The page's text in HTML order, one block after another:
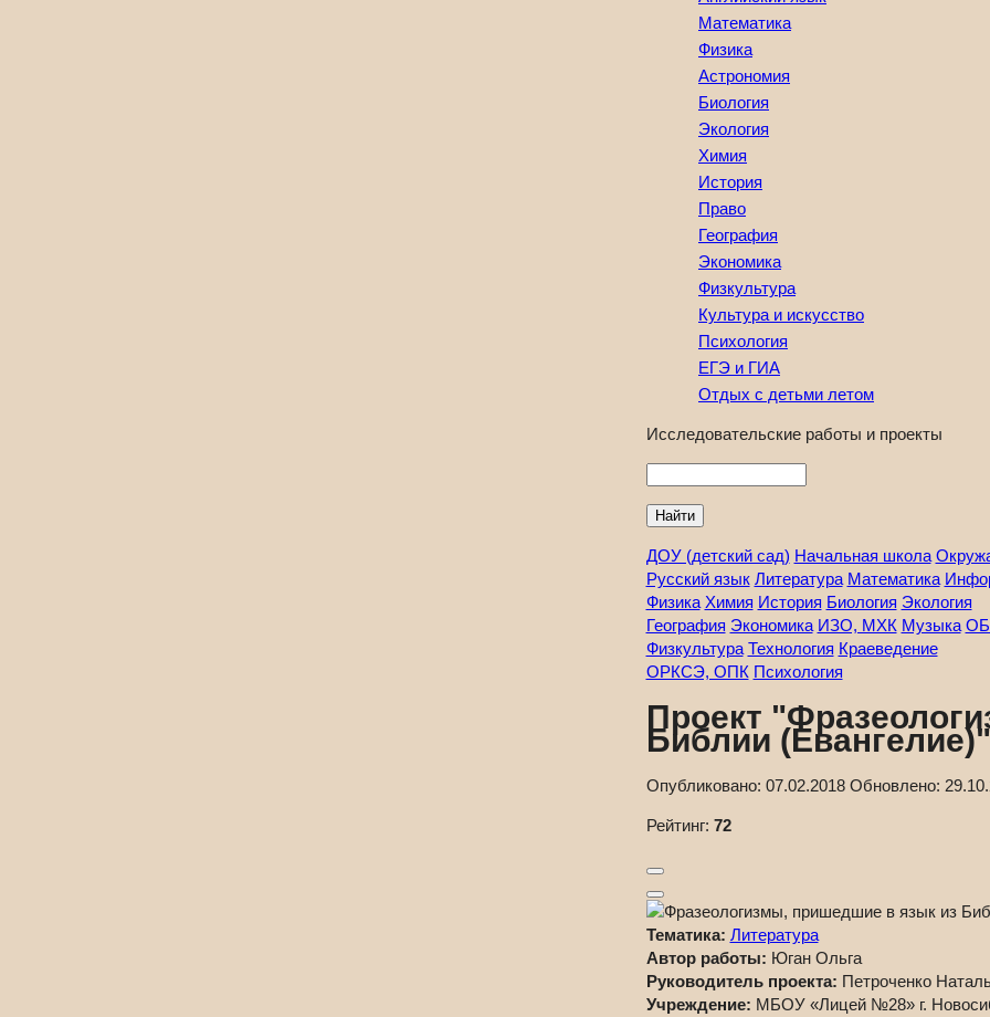
Математика
Физика
Астрономия
Биология
Экология
Химия
История
Право
География
Экономика
Физкультура
Культура и искусство
Психология
ЕГЭ и ГИА
Отдых с детьми летом
Исследовательские работы и проекты
ДОУ (детский сад) Начальная школа
Русский язык Литература Математика
Физика Химия История Биология Экология
География Экономика ИЗО, МХК Музыка
Физкультура Технология Краеведение
ОРКСЭ, ОПК Психология
Проект
Библии (Евангелие)"
Опубликовано: 07.02.2018 Обновлено:
Рейтинг: 72
Тематика: Литература
Автор работы: Юган Ольга
Руководитель проекта: Петроченко
Учреждение: МБОУ «Лицей №28» г.